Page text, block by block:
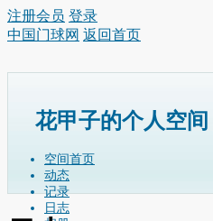
注册会员 登录
中国门球网 返回首页
花甲子的个人空间
空间首页
动态
记录
日志